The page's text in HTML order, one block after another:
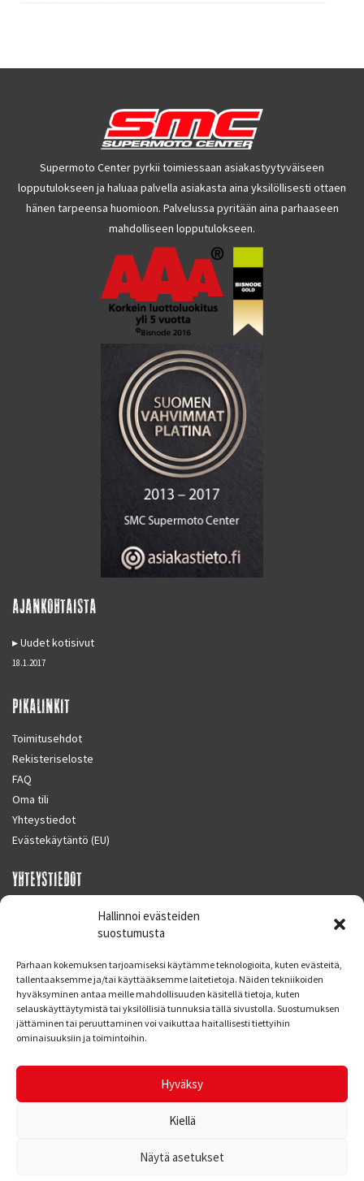
Hallinnoi evästeiden
suostumusta
Parhaan kokemuksen tarjoamiseksi käytämme teknologioita, kuten evästeitä,
tallentaaksemme ja/tai käyttääksemme laitetietoja. Näiden tekniikoiden
hyväksyminen antaa meille mahdollisuuden käsitellä tietoja, kuten
selauskäyttäytymistä tai yksilöllisiä tunnuksia tällä sivustolla. Suostumuksen
jättäminen tai peruuttaminen voi vaikuttaa haitallisesti tiettyihin
ominaisuuksiin ja toimintoihin.
Hyväksy
Kiellä
Näytä asetukset
Supermoto Center pyrkii toimiessaan asiakastyytyväiseen
lopputulokseen ja haluaa palvella asiakasta aina yksilöllisesti ottaen
hänen tarpeensa huomioon. Palvelussa pyritään aina parhaaseen
mahdolliseen lopputulokseen.
AJANKOHTAISTA
Uudet kotisivut
18.1.2017
PIKALINKIT
Toimitusehdot
Rekisteriseloste
FAQ
Oma tili
Yhteystiedot
Evästekäytäntö (EU)
YHTEYSTIEDOT
SUPERMOTO CENTER
Finland
Puh. 09 221 7088
info at supermotocenter.fi
Maanantai - Tiistai 09.00 - 17.00
© Supermoto Center